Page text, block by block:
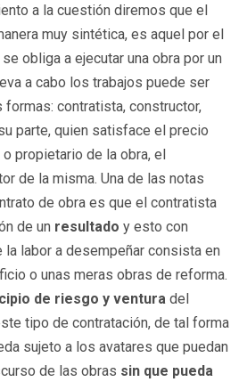
a la cuestión diremos que el
muy sintética, es aquel por el
obliga a ejecutar una obra por un
a cabo los trabajos puede ser
formas: contratista, constructor,
parte, quien satisface el precio
propietario de la obra, el
de la misma. Una de las notas
de obra es que el contratista
de un resultado y esto con
la labor a desempeñar consista en
o unas meras obras de reforma.
de riesgo y ventura del
tipo de contratación, de tal forma
sujeto a los avatares que puedan
de las obras sin que pueda